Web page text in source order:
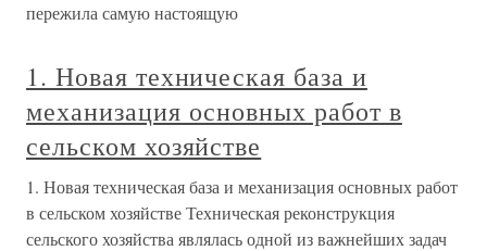
пережила самую настоящую
1. Новая техническая база и
механизация основных работ в
сельском хозяйстве
1. Новая техническая база и механизация основных работ
в сельском хозяйстве Техническая реконструкция
сельского хозяйства являлась одной из важнейших задач